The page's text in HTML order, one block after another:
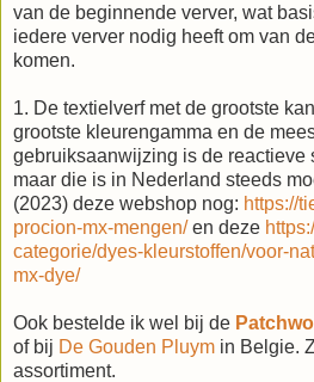
van de beginnende verver, wat
iedere verver nodig heeft om van
komen.
1. De textielverf met de grootste
grootste kleurengamma en de
gebruiksaanwijzing is de reactieve
maar die is in Nederland steeds
(2023) deze webshop nog: https://
procion-mx-mengen/en deze
categorie/dyes-kleurstoffen/voor-
mx-dye/
Ook bestelde ik wel bij de
of bij De Gouden Pluym in Belgie.
assortiment.